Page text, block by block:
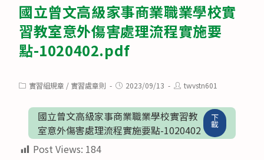
國立曾文高級家事商業職業學校實
習教室意外傷害處理流程實施要
點-1020402.pdf
Post實習組規章 / 實習處章則
Post2023/09/13
Posttwvstn601
國立曾文高級家事商業職業學校實習教
室意外傷害處理流程實施要點-1020402
下
載
Post Views: 184